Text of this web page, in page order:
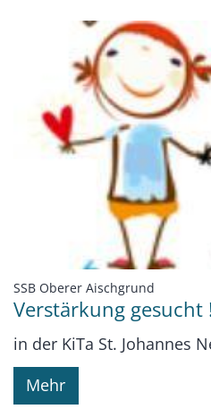
SSB Oberer Aischgrund
Verstärkung gesucht
in der KiTa St. Johannes
Mehr